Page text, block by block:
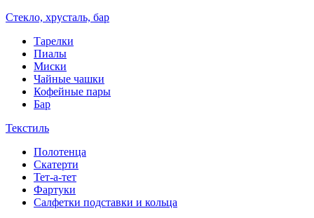
Стекло, хрусталь, бар
Тарелки
Пиалы
Миски
Чайные чашки
Кофейные пары
Бар
Текстиль
Полотенца
Скатерти
Тет-а-тет
Фартуки
Салфетки подставки и кольца